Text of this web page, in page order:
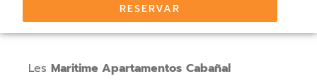
RESERVAR
LesMaritime Apartamentos Cabañal